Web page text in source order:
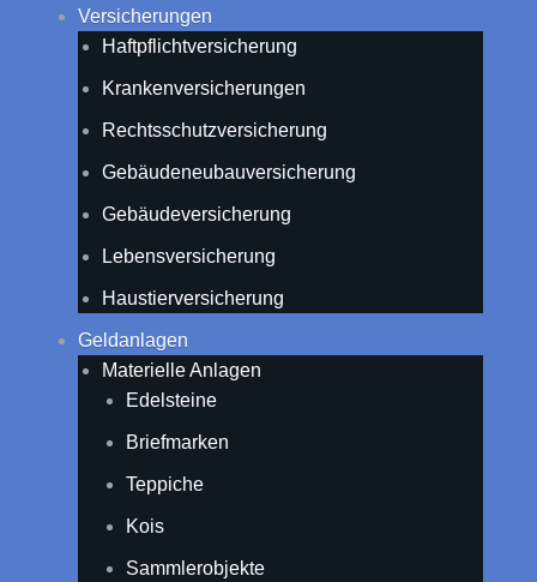
Versicherungen
Haftpflichtversicherung
Krankenversicherungen
Rechtsschutzversicherung
Gebäudeneubauversicherung
Gebäudeversicherung
Lebensversicherung
Haustierversicherung
Geldanlagen
Materielle Anlagen
Edelsteine
Briefmarken
Teppiche
Kois
Sammlerobjekte